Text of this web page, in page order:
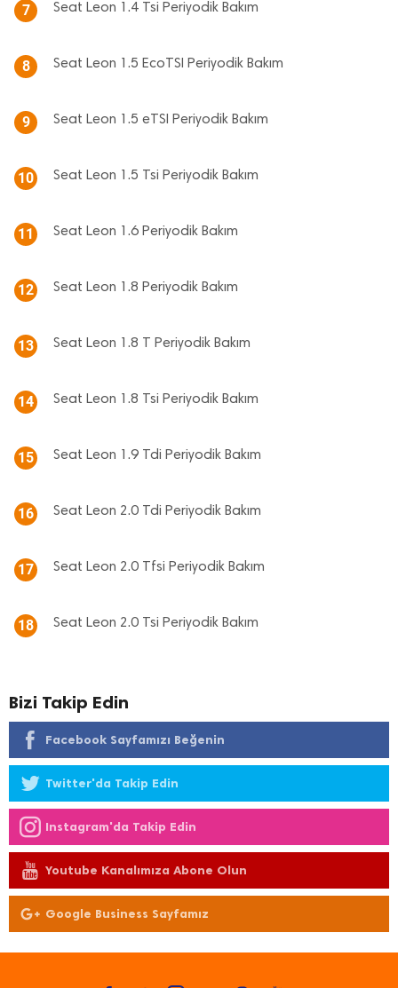
7 Seat Leon 1.4 Tsi Periyodik Bakım
8 Seat Leon 1.5 EcoTSI Periyodik Bakım
9 Seat Leon 1.5 eTSI Periyodik Bakım
10 Seat Leon 1.5 Tsi Periyodik Bakım
11 Seat Leon 1.6 Periyodik Bakım
12 Seat Leon 1.8 Periyodik Bakım
13 Seat Leon 1.8 T Periyodik Bakım
14 Seat Leon 1.8 Tsi Periyodik Bakım
15 Seat Leon 1.9 Tdi Periyodik Bakım
16 Seat Leon 2.0 Tdi Periyodik Bakım
17 Seat Leon 2.0 Tfsi Periyodik Bakım
18 Seat Leon 2.0 Tsi Periyodik Bakım
Bizi Takip Edin
Facebook Sayfamızı Beğenin
Twitter'da Takip Edin
Instagram'da Takip Edin
Youtube Kanalımıza Abone Olun
Google Business Sayfamız